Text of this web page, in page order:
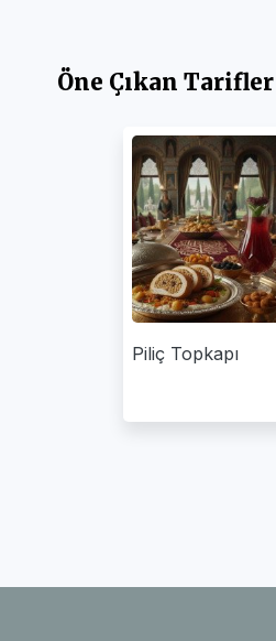
Öne Çıkan Tarifler
Piliç Topkapı